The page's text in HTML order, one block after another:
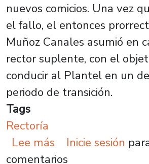
nuevos comicios. Una vez
el fallo, el entonces
Muñoz Canales asumió en
rector suplente, con el
conducir al Plantel en un
periodo de transición.
Tags
Rectoría
Lee más sobre Rector (s)
Inicie sesión
comentarios